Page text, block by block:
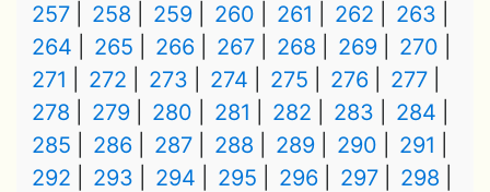
257
258 259 260 261 262
263
264
265 266 267 268 269
270
271
272 273 274 275 276
277
278
279 280 281 282 283
284
285
286 287 288 289 290
291
292
293 294 295 296 297
298